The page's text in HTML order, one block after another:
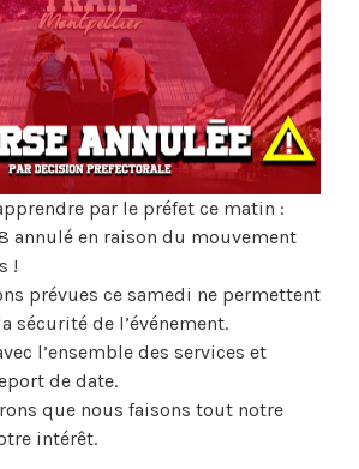
par le préfet ce matin :
annulé en raison du mouvement
!
prévues ce samedi ne permettent
sécurité de l’événement.
l’ensemble des services et
de date.
que nous faisons tout notre
intérêt.